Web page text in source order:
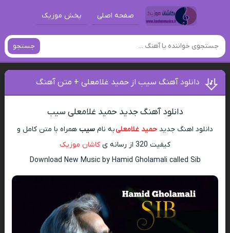
صفحه اصلی پخش موزیک
جستجو
دانلود آهنگ سیب از حمید غلامعلی + متن آهنگ
دانلود آهنگ جدید حمید غلامعلی سیب
دانلود اهنگ جدید حمید غلامعلیبه نام سیب همراه با متن کامل و
کیفیت 320 از رسانه ی
کاشان موزیک
Download New Music by Hamid Gholamali called Sib